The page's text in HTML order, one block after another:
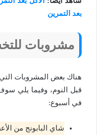
بعد التمرين
مشروبات
هناك بعض المشروبات
في أسبوع:
شاي البابونج من